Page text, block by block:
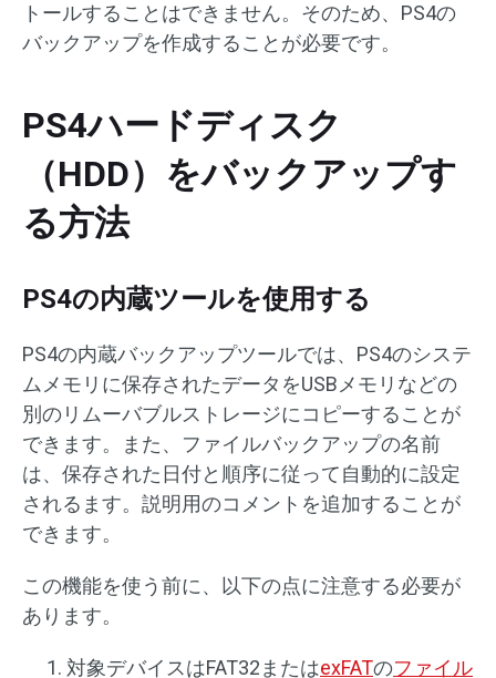
トールすることはできません。そのため、PS4の
バックアップを作成することが必要です。
PS4ハードディスク
（HDD）をバックアップす
る方法
PS4の内蔵ツールを使用する
PS4の内蔵バックアップツールでは、PS4のシステ
ムメモリに保存されたデータをUSBメモリなどの
別のリムーバブルストレージにコピーすることが
できます。また、ファイルバックアップの名前
は、保存された日付と順序に従って自動的に設定
されるます。説明用のコメントを追加することが
できます。
この機能を使う前に、以下の点に注意する必要が
あります。
対象デバイスはFAT32またはexFATのファイル